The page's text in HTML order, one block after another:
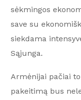
sėkmingos
save su
siekdama
Sąjunga.
Armėnijai pačiai
pakeitimą bus